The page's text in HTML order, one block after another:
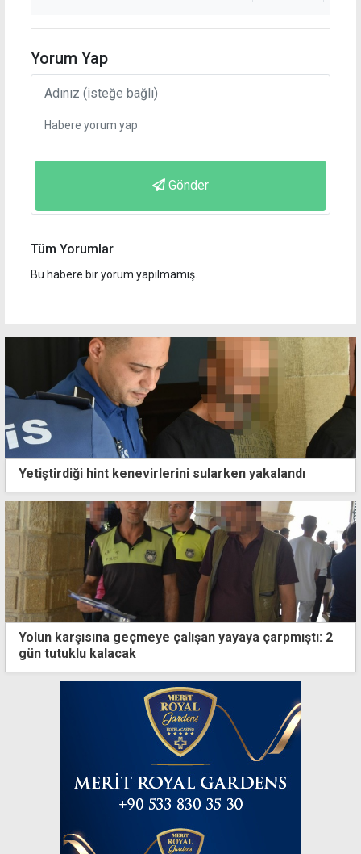
Yorum Yap
Gönder
Tüm Yorumlar
Bu habere bir yorum yapılmamış.
Yetiştirdiği hint kenevirlerini sularken yakalandı
Yolun karşısına geçmeye çalışan yayaya çarpmıştı: 2
gün tutuklu kalacak